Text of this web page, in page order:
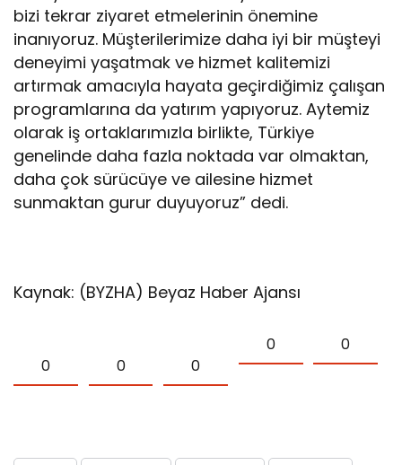
bizi tekrar ziyaret etmelerinin önemine
inanıyoruz. Müşterilerimize daha iyi bir müşteyi
deneyimi yaşatmak ve hizmet kalitemizi
artırmak amacıyla hayata geçirdiğimiz çalışan
programlarına da yatırım yapıyoruz. Aytemiz
olarak iş ortaklarımızla birlikte, Türkiye
genelinde daha fazla noktada var olmaktan,
daha çok sürücüye ve ailesine hizmet
sunmaktan gurur duyuyoruz” dedi.
Kaynak: (BYZHA) Beyaz Haber Ajansı
0 0 0
0 0